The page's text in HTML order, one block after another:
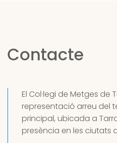
Contacte
El Col·legi de Metges
representació arreu del
principal, ubicada a
presència en les ciutats